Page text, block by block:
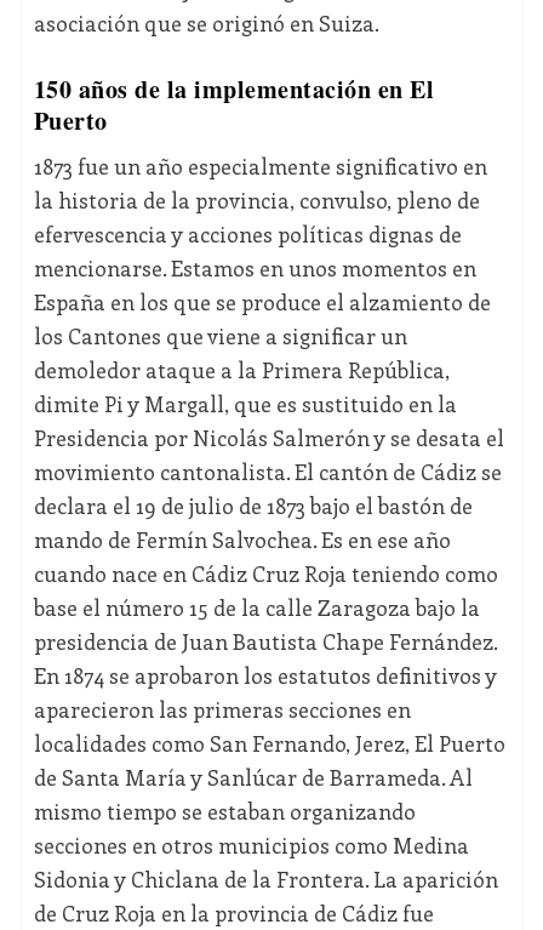
asociación que se originó en Suiza.
150 años de la implementación en El
Puerto
1873 fue un año especialmente significativo en
la historia de la provincia, convulso, pleno de
efervescencia y acciones políticas dignas de
mencionarse. Estamos en unos momentos en
España en los que se produce el alzamiento de
los Cantones que viene a significar un
demoledor ataque a la Primera República,
dimite Pi y Margall, que es sustituido en la
Presidencia por Nicolás Salmerón y se desata el
movimiento cantonalista. El cantón de Cádiz se
declara el 19 de julio de 1873 bajo el bastón de
mando de Fermín Salvochea. Es en ese año
cuando nace en Cádiz Cruz Roja teniendo como
base el número 15 de la calle Zaragoza bajo la
presidencia de Juan Bautista Chape Fernández.
En 1874 se aprobaron los estatutos definitivos y
aparecieron las primeras secciones en
localidades como San Fernando, Jerez, El Puerto
de Santa María y Sanlúcar de Barrameda. Al
mismo tiempo se estaban organizando
secciones en otros municipios como Medina
Sidonia y Chiclana de la Frontera. La aparición
de Cruz Roja en la provincia de Cádiz fue